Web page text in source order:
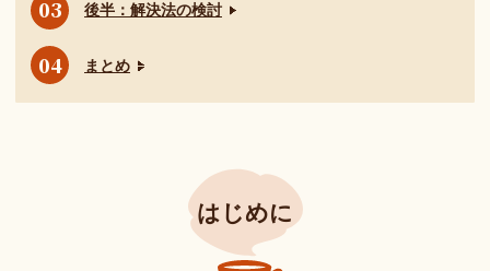
後半：解決法の検討
まとめ
はじめに